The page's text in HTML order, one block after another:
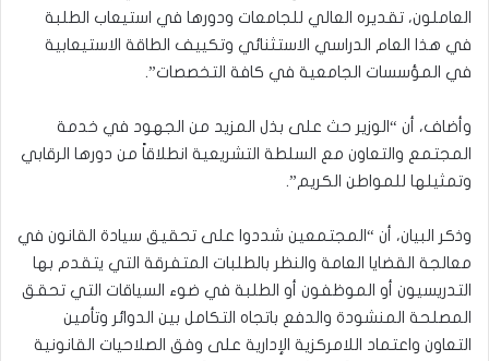
العاملون، تقديره العالي للجامعات ودورها في استيعاب الطلبة
في هذا العام الدراسي الاستثنائي وتكييف الطاقة الاستيعابية
في المؤسسات الجامعية في كافة التخصصات”.
وأضاف، أن “الوزير حث على بذل المزيد من الجهود في خدمة
المجتمع والتعاون مع السلطة التشريعية انطلاقاً من دورها الرقابي
وتمثيلها للمواطن الكريم”.
وذكر البيان، أن “المجتمعين شددوا على تحقيق سيادة القانون في
معالجة القضايا العامة والنظر بالطلبات المتفرقة التي يتقدم بها
التدريسيون أو الموظفون أو الطلبة في ضوء السياقات التي تحقق
المصلحة المنشودة والدفع باتجاه التكامل بين الدوائر وتأمين
التعاون واعتماد اللامركزية الإدارية على وفق الصلاحيات القانونية